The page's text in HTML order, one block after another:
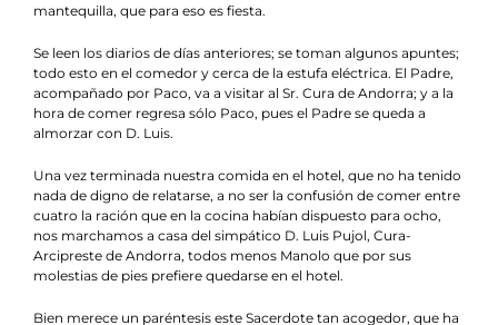
mantequilla, que para eso es fiesta.
Se leen los diarios de días anteriores; se toman algunos apuntes;
todo esto en el comedor y cerca de la estufa eléctrica. El Padre,
acompañado por Paco, va a visitar al Sr. Cura de Andorra; y a la
hora de comer regresa sólo Paco, pues el Padre se queda a
almorzar con D. Luis.
Una vez terminada nuestra comida en el hotel, que no ha tenido
nada de digno de relatarse, a no ser la confusión de comer entre
cuatro la ración que en la cocina habían dispuesto para ocho,
nos marchamos a casa del simpático D. Luis Pujol, Cura-
Arcipreste de Andorra, todos menos Manolo que por sus
molestias de pies prefiere quedarse en el hotel.
Bien merece un paréntesis este Sacerdote tan acogedor, que ha